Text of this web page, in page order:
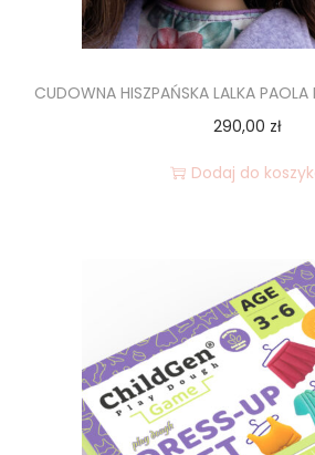
CUDOWNA HISZPAŃSKA LALKA
290,00 zł
Dodaj do